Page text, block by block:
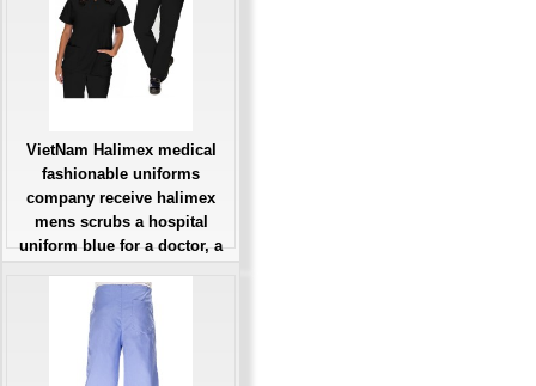
VietNam Halimex medical
fashionable uniforms
company receive halimex
mens scrubs a hospital
uniform blue for a doctor, a
workers
Giá: Liên Hệ
Đặt hàng